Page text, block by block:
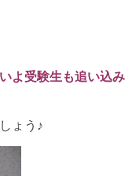
よ受験生も追い込み
ょう♪